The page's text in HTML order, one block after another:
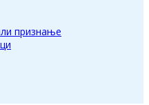
признање